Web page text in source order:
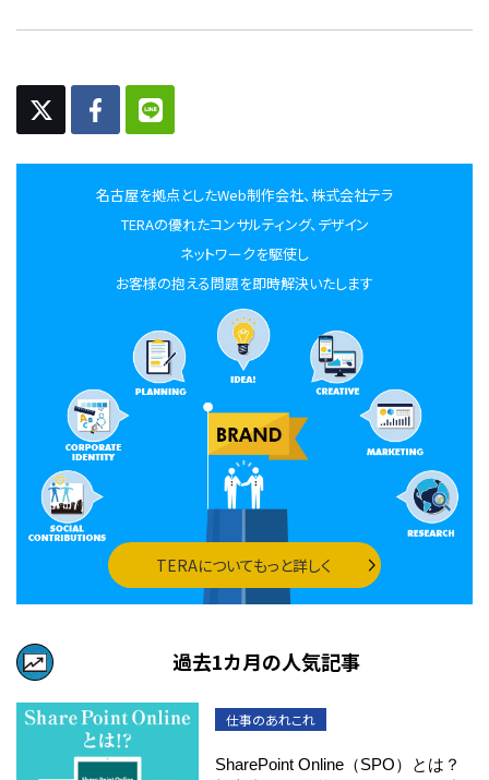
名古屋を拠点としたWeb制作会社、株式会社テラ
TERAの優れたコンサルティング、デザイン
ネットワークを駆使し
お客様の抱える問題を即時解決いたします
TERAについてもっと詳しく
過去1カ月の人気記事
仕事のあれこれ
SharePoint Online（SPO）とは？